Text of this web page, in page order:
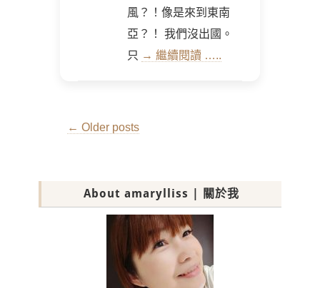
風？！像是來到東南
亞？！ 我們沒出國。
只 → 繼續閱讀 …..
Post
← Older posts
About amarylliss | 關於我